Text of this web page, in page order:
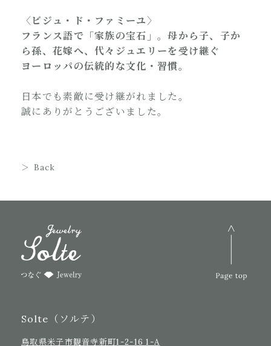
〈ビジュ・ド・ファミーユ〉
フランス語で「家族の宝石」。母から子、子か
ら孫、花嫁へ、代々ジュエリーを受け継ぐ
ヨーロッパの伝統的な文化・習慣。
日本でも素敵に受け継がれました。
誠にありがとうございました。
Back
Solte（ソルテ）
鳥取県米子市観音寺新町1-2-16 1-A